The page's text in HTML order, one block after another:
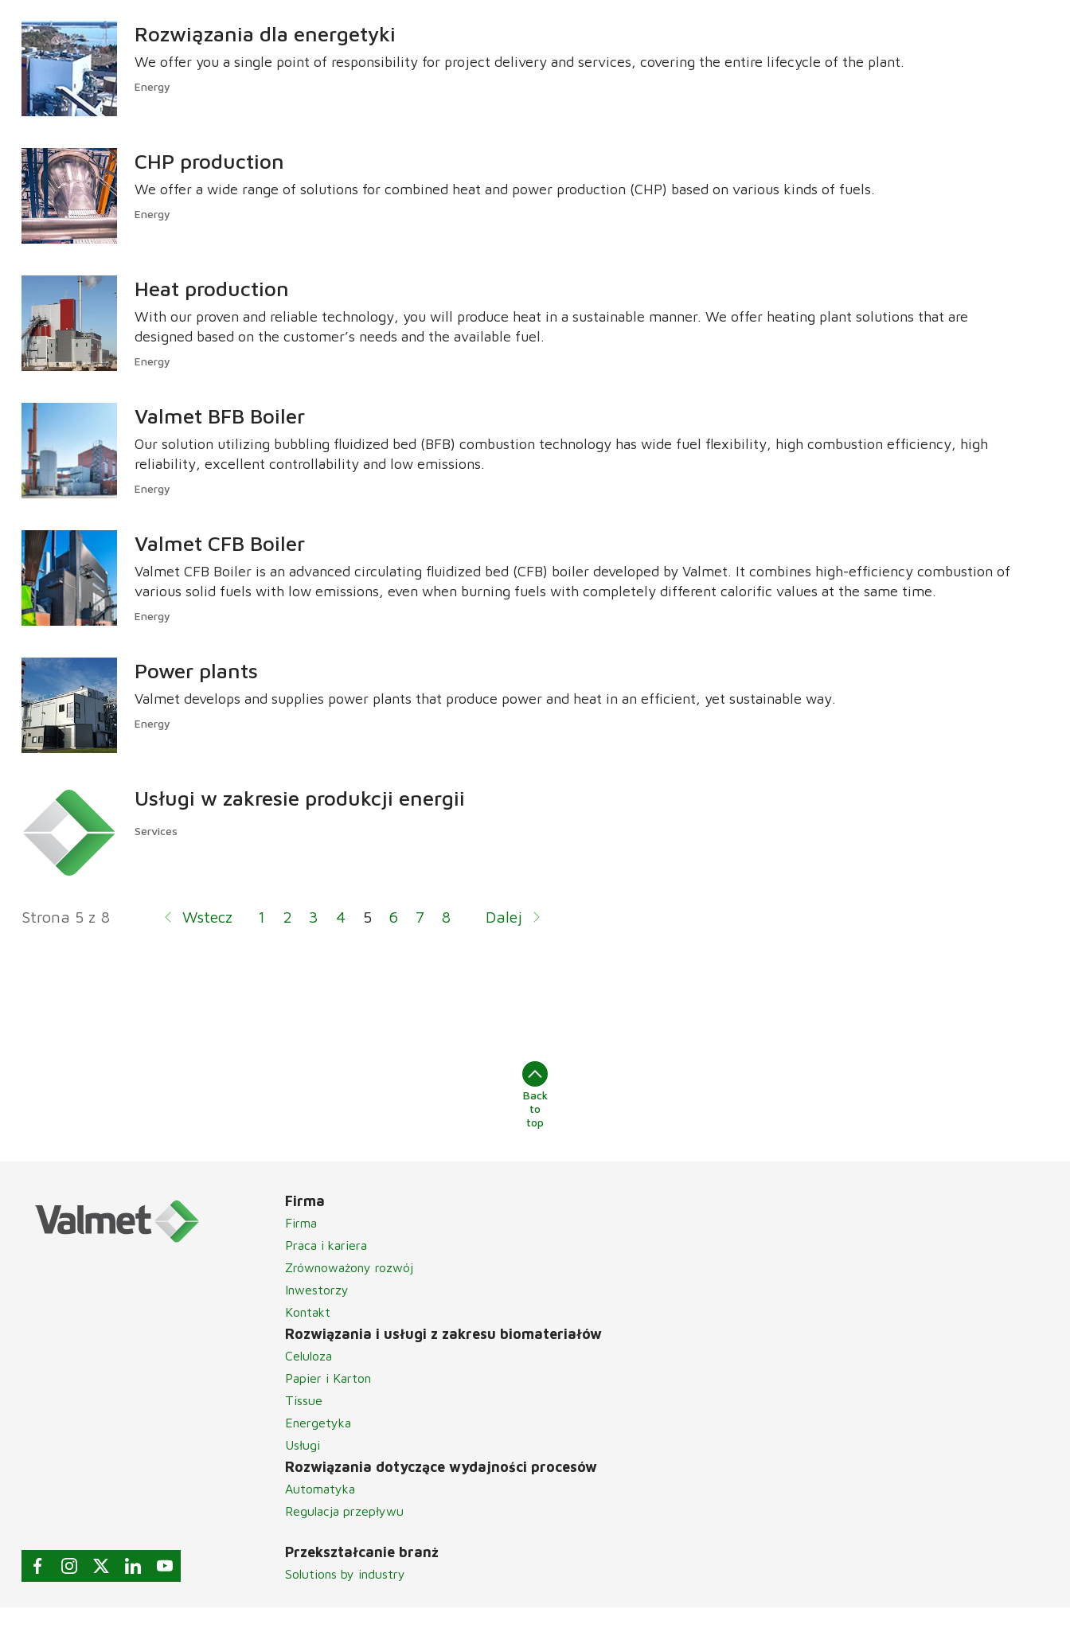
Rozwiązania dla energetyki
We offer you a single point of responsibility for project delivery and services, covering the entire lifecycle of the plant.
Energy
CHP production
We offer a wide range of solutions for combined heat and power production (CHP) based on various kinds of fuels.
Energy
Heat production
With our proven and reliable technology, you will produce heat in a sustainable manner. We offer heating plant solutions that are
designed based on the customer’s needs and the available fuel.
Energy
Valmet BFB Boiler
Our solution utilizing bubbling fluidized bed (BFB) combustion technology has wide fuel flexibility, high combustion efficiency, high
reliability, excellent controllability and low emissions.
Energy
Valmet CFB Boiler
Valmet CFB Boiler is an advanced circulating fluidized bed (CFB) boiler developed by Valmet. It combines high-efficiency combustion of
various solid fuels with low emissions, even when burning fuels with completely different calorific values at the same time.
Energy
Power plants
Valmet develops and supplies power plants that produce power and heat in an efficient, yet sustainable way.
Energy
Usługi w zakresie produkcji energii
Services
Strona 5 z 8 Wstecz 1 2 3 4 5 6 7 8 Dalej
Back
to
top
Firma
Firma
Praca i kariera
Zrównoważony rozwój
Inwestorzy
Kontakt
Rozwiązania i usługi z zakresu biomateriałów
Celuloza
Papier i Karton
Tissue
Energetyka
Usługi
Rozwiązania dotyczące wydajności procesów
Automatyka
Regulacja przepływu
Przekształcanie branż
Solutions by industry